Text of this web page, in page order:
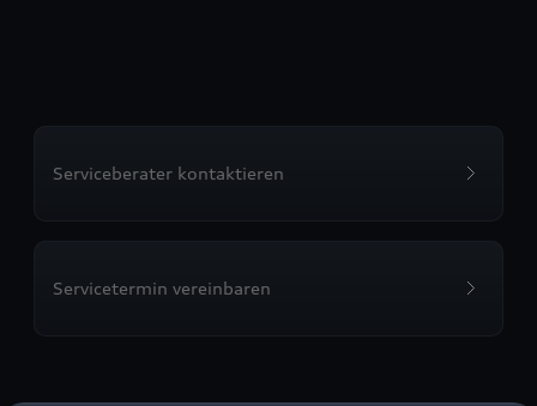
Serviceberater kontaktieren
Servicetermin vereinbaren